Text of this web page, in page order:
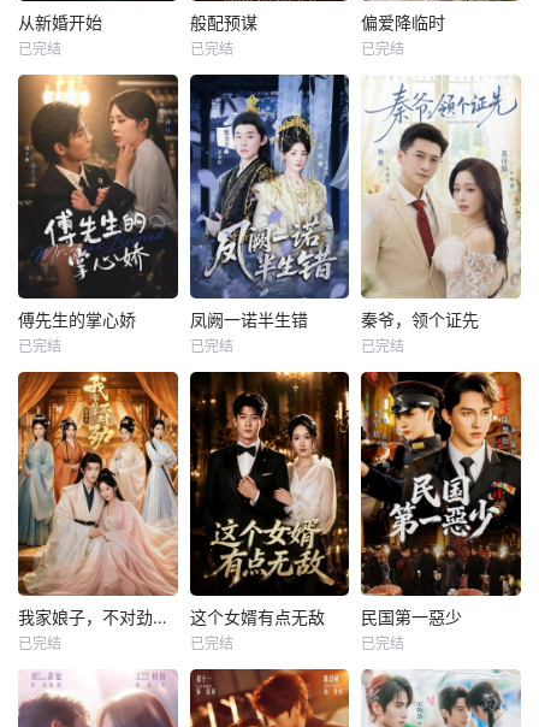
从新婚开始
已完结
般配预谋
已完结
偏爱降临时
已完结
傅先生的掌心娇
已完结
凤阙一诺半生错
已完结
秦爷，领个证先
已完结
我家娘子，不对劲第四季
已完结
这个女婿有点无敌
已完结
民国第一惡少
已完结